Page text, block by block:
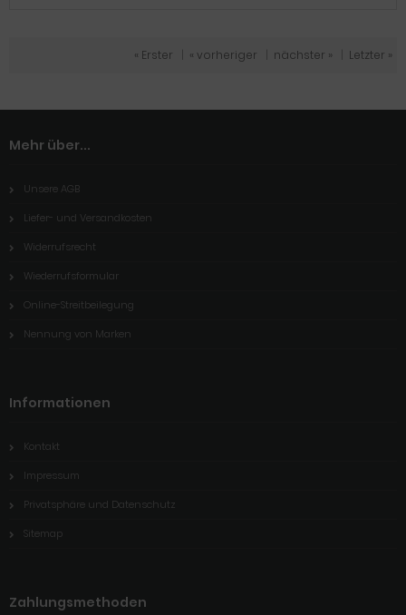
« Erster « vorheriger nächster » Letzter »
Mehr über...
Unsere AGB
Liefer- und Versandkosten
Widerrufsrecht
Wiederrufsformular
Online-Streitbeilegung
Nennung von Marken
Informationen
Kontakt
Impressum
Privatsphäre und Datenschutz
Sitemap
Zahlungsmethoden